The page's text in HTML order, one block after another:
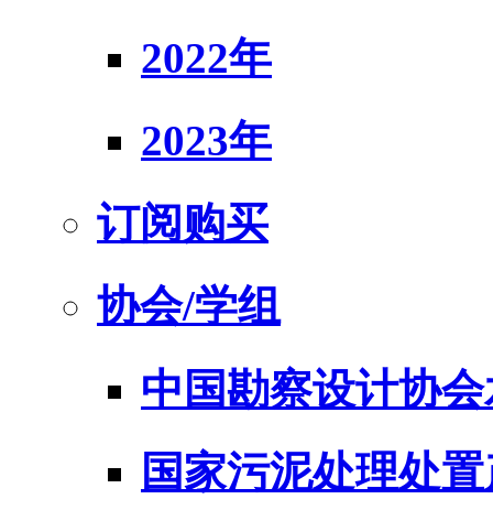
2022年
2023年
订阅购买
协会/学组
中国勘察设计协
国家污泥处理处